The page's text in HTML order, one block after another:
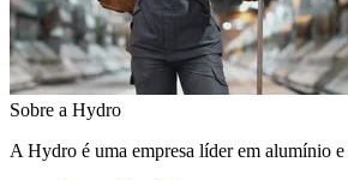
Sobre a Hydro
A Hydro é uma empresa líder em alumínio